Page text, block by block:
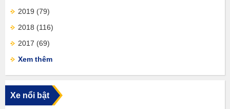
2019 (79)
2018 (116)
2017 (69)
Xem thêm
Xe nổi bật